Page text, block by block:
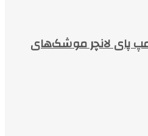
پای لانچر موشک‌های